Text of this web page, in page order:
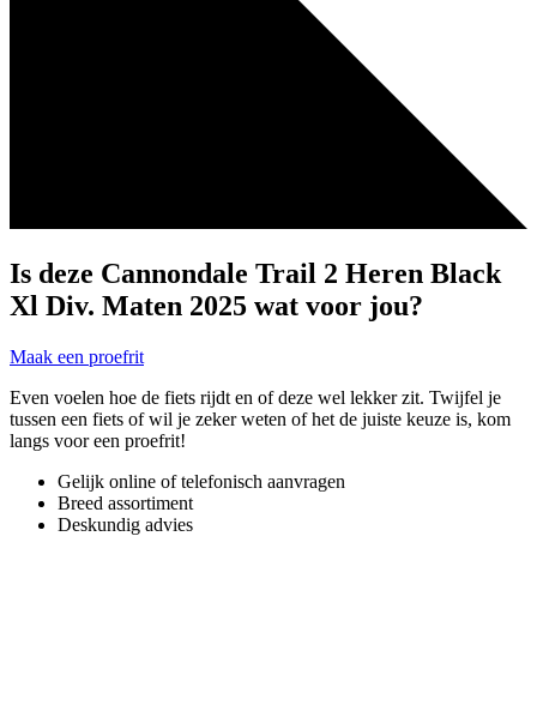
Is deze Cannondale Trail 2 Heren Black
Xl Div. Maten 2025 wat voor jou?
Maak een proefrit
Even voelen hoe de fiets rijdt en of deze wel lekker zit. Twijfel je
tussen een fiets of wil je zeker weten of het de juiste keuze is, kom
langs voor een proefrit!
Gelijk online of telefonisch aanvragen
Breed assortiment
Deskundig advies